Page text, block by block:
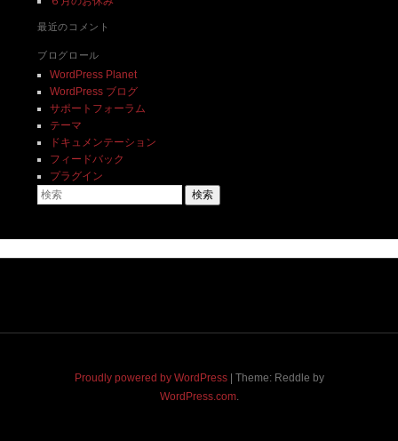
最近のコメント
ブログロール
WordPress Planet
WordPress ブログ
サポートフォーラム
テーマ
ドキュメンテーション
フィードバック
プラグイン
検索
Proudly powered by WordPress
Theme: Reddle by
WordPress.com.